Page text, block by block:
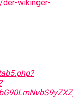
wikinger-